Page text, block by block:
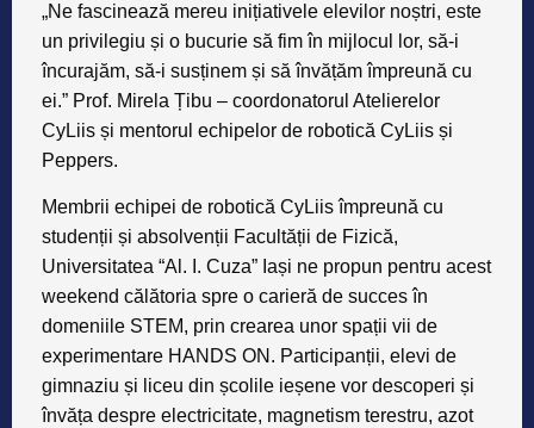
„Ne fascinează mereu inițiativele elevilor noștri, este
un privilegiu și o bucurie să fim în mijlocul lor, să-i
încurajăm, să-i susținem și să învățăm împreună cu
ei.” Prof. Mirela Țibu – coordonatorul Atelierelor
CyLiis și mentorul echipelor de robotică CyLiis și
Peppers.
Membrii echipei de robotică CyLiis împreună cu
studenții și absolvenții Facultății de Fizică,
Universitatea “Al. I. Cuza” Iași ne propun pentru acest
weekend călătoria spre o carieră de succes în
domeniile STEM, prin crearea unor spații vii de
experimentare HANDS ON. Participanții, elevi de
gimnaziu și liceu din școlile ieșene vor descoperi și
învăța despre electricitate, magnetism terestru, azot